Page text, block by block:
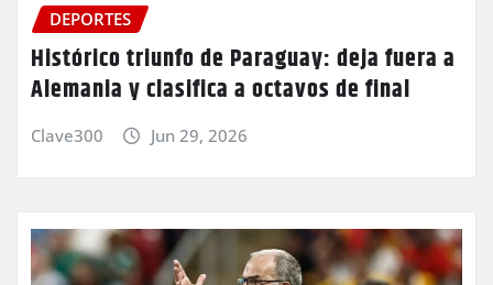
DEPORTES
Histórico triunfo de Paraguay: deja fuera a
Alemania y clasifica a octavos de final
Clave300 Jun 29, 2026